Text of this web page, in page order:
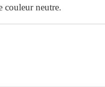
couleur neutre.